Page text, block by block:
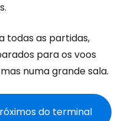
todas as partidas,
para os voos
numa grande sala.
do terminal